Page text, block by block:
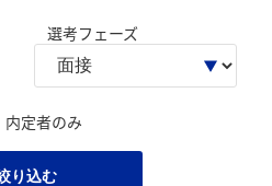
選考フェーズ
内定者のみ
り込む